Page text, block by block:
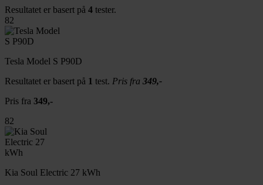
Resultatet er basert på 4 tester.
82
Tesla Model S P90D
Resultatet er basert på 1 test. Pris fra 349,-
Pris fra 349,-
82
Kia Soul Electric 27 kWh